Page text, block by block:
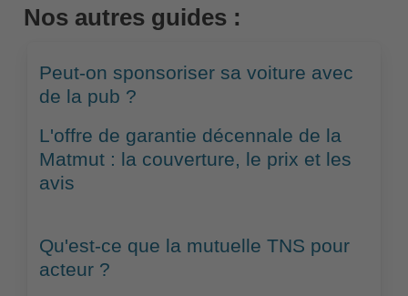
Nos autres guides :
Peut-on sponsoriser sa voiture avec
de la pub ?
L'offre de garantie décennale de la
Matmut : la couverture, le prix et les
avis
Qu'est-ce que la mutuelle TNS pour
acteur ?